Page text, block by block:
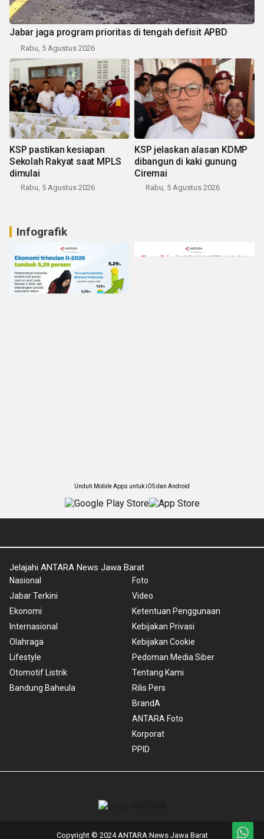
Jabar jaga program prioritas di tengah defisit APBD
Rabu, 5 Agustus 2026
KSP pastikan kesiapan
Sekolah Rakyat saat MPLS
dimulai
Rabu, 5 Agustus 2026
KSP jelaskan alasan KDMP
dibangun di kaki gunung
Ciremai
Rabu, 5 Agustus 2026
Infografik
Unduh Mobile Apps untuk iOS dan Android
Jelajahi ANTARA News Jawa Barat
Nasional
Jabar Terkini
Ekonomi
Internasional
Olahraga
Lifestyle
Otomotif Listrik
Bandung Baheula
Foto
Video
Ketentuan Penggunaan
Kebijakan Privasi
Kebijakan Cookie
Pedoman Media Siber
Tentang Kami
Rilis Pers
BrandA
ANTARA Foto
Korporat
PPID
Copyright © 2024 ANTARA News Jawa Barat